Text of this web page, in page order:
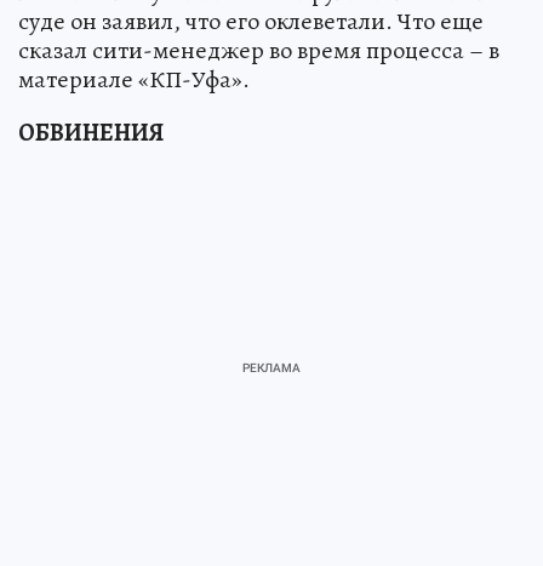
суде он заявил, что его оклеветали. Что еще
сказал сити-менеджер во время процесса – в
материале «КП-Уфа».
ОБВИНЕНИЯ